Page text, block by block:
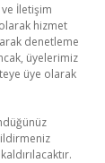
İletişim
hizmet
denetleme
üyelerimiz
üye olarak